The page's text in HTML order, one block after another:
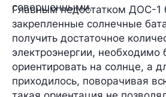
совершенными.
Главным недостатком ДОС-1
закрепленные солнечные
получить достаточное
электроэнергии, необходимо
ориентировать на солнце, а
приходилось, поворачивая